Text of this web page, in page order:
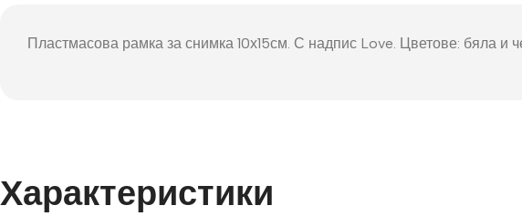
Пластмасова рамка за снимка 10х15см. С надпис Love. Цветове: бяла и
Характеристики